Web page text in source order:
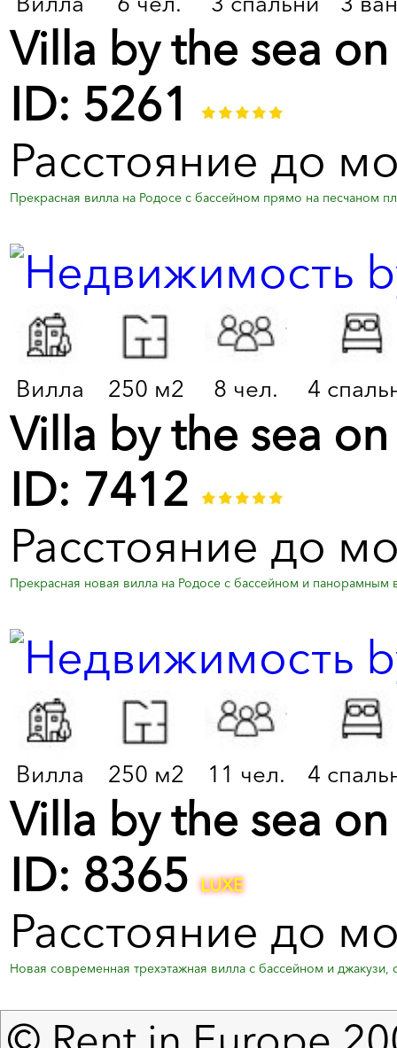
Villa by the sea
ID: 5261
Расстояние до
Прекрасная вилла на Родосе с бассейном прямо на песчаном
Вилла 250 м2 8 чел. 4
Villa by the sea
ID: 7412
Расстояние до
Прекрасная новая вилла на Родосе с бассейном и
Вилла 250 м2 11 чел. 4
Villa by the sea
ID: 8365 LUXE
Расстояние до
Новая современная трехэтажная вилла с бассейном и